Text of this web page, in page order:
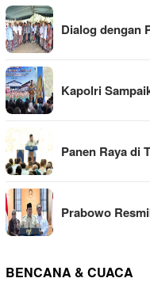
Dialog dengan
Kapolri
Panen Raya di
Prabowo
BENCANA & CUACA